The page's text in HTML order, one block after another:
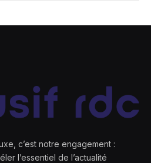
c’est notre engagement :
l’essentiel de l’actualité